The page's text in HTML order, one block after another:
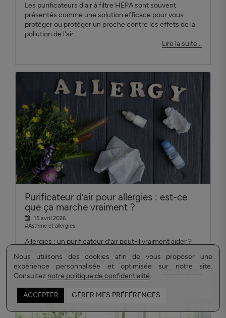
Nous utilisons des cookies afin de vous proposer une
expérience personnalisée et optimisée sur notre site.
Consultez notre politique de confidentialité.
ACCEPTER GÉRER MES PRÉFÉRENCES
Les purificateurs d'air à filtre HEPA sont souvent
présentés comme une solution efficace pour vous
protéger ou protéger un proche contre les effets de la
pollution de l'air.
Lire la suite...
Purificateur d’air pour allergies : est-ce
que ça marche vraiment ?
15 avril 2026
#Asthme et allergies
Allergies : un purificateur d’air peut-il vraiment aider ?
votre air et mieux respirer au quotidien.
Lire la suite...